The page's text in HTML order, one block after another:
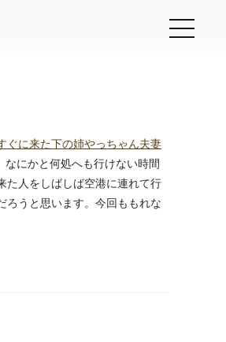
ぐに来た下の姉やっちゃん夫妻
にかと何処へも行けない時間
た人をしばしば空港に連れて行
ろうと思います。今回ももれな